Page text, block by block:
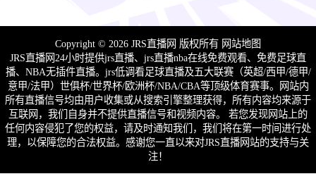
Copyright © 2026 JRS直播网 版权所有 网站地图
JRS直播网24小时提供jrs直播、jrs直播nba在线免费观看、免费足球直
播、NBA无插件直播。jrs低调看足球直播及五大联赛（英超/西甲/德甲/
意甲/法甲）世俱杯/世界杯/欧洲杯/NBA/CBA等顶级体育赛事。网站内
所有直播信号均由用户收集或从搜索引擎整理获得，所有内容均来源于
互联网，我们自身并不提供直播信号和视频内容。 若您发现网站上的
任何内容侵犯了您的权益，请及时通知我们，我们将在第一时间进行处
理，以保障您的合法权益。感谢您一直以来对JRS直播网站的支持与关
注！